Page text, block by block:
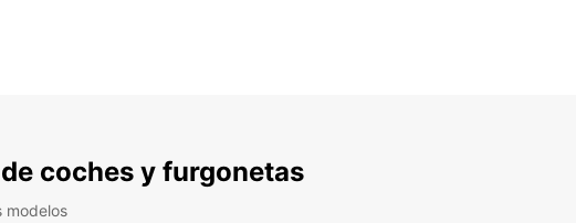
coches y furgonetas
modelos